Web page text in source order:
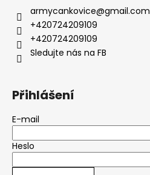
armycankovice@gmail.com
+420724209109
+420724209109
Sledujte nás na FB
Přihlášení
E-mail
Heslo